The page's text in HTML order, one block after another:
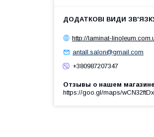
http://laminat-
antall.salon@gmail.com
+380987207347
Отзывы о нашем магазине
https://goo.gl/maps/